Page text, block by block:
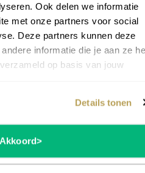
Ook delen we informatie
met onze partners voor social
Deze partners kunnen deze
informatie die je aan ze
op basis van jouw
Details tonen
Akkoord
vleugel? Dan is de Clavinova
Alle kwaliteiten van de
hierin terug, met een
een digitale vleugel en niet
de uitstraling van een vleugel.
Geen
KLASSIEK B